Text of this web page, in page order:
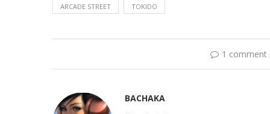
ARCADE STREET TOKIDO
1 comment
BACHAKA